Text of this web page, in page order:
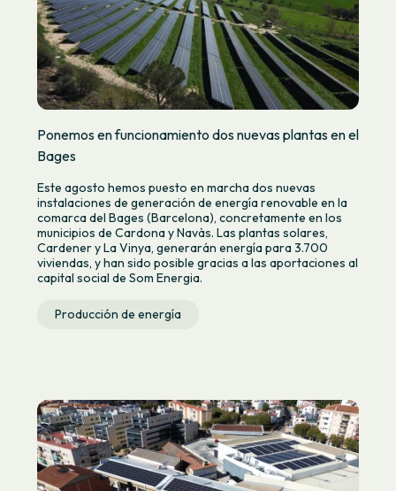
Ponemos en funcionamiento dos nuevas plantas en el
Bages
Este agosto hemos puesto en marcha dos nuevas
instalaciones de generación de energía renovable en la
comarca del Bages (Barcelona), concretamente en los
municipios de Cardona y Navàs. Las plantas solares,
Cardener y La Vinya, generarán energía para 3.700
viviendas, y han sido posible gracias a las aportaciones al
capital social de Som Energia.
Producción de energía